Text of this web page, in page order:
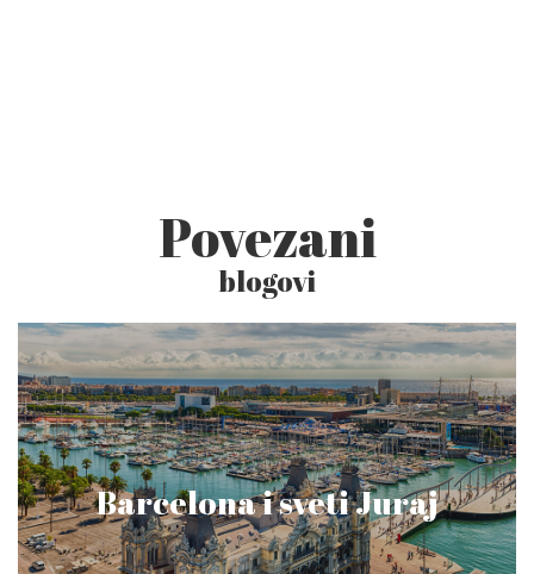
Povezani
blogovi
Barcelona i sveti Juraj